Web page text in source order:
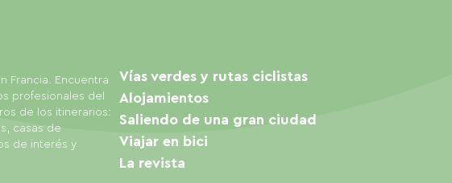
Francia. Encuentra
profesionales del
de los itinerarios:
casas de
de interés y
Vías verdes y rutas ciclistas
Alojamientos
Saliendo de una gran ciudad
Viajar en bici
La revista